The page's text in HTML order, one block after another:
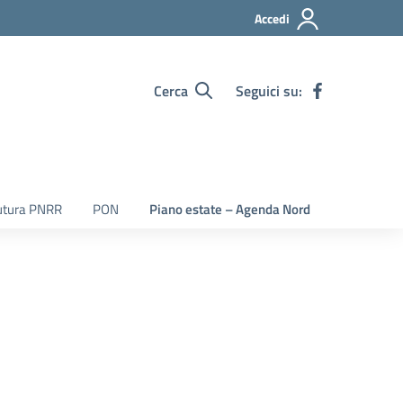
Accedi
Cerca Seguici su:
PNRR PON Piano estate – Agenda Nord